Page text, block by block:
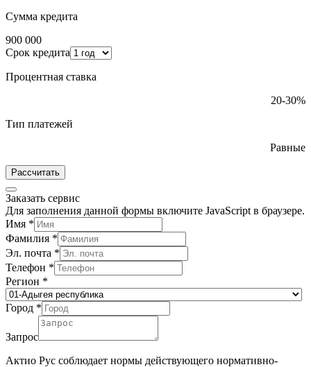
Сумма кредита
900 000
Срок кредита
Процентная ставка
20-30%
Тип платежей
Равные
Рассчитать
Заказать сервис
Для заполнения данной формы включите JavaScript в браузере.
Имя *
Фамилия *
Эл. почта *
Телефон *
Регион *
Город *
Запрос
Актио Рус соблюдает нормы действующего нормативно-